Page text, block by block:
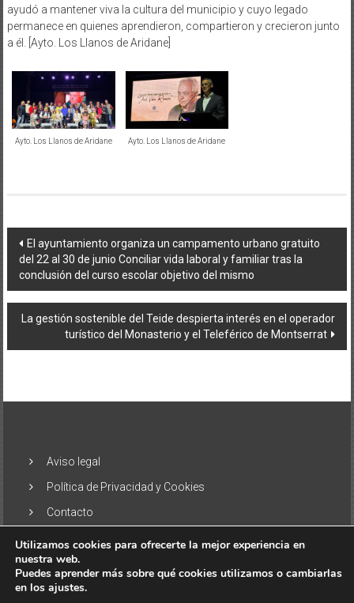
ayudó a mantener viva la cultura del municipio y cuyo legado
permanece en quienes aprendieron, compartieron y crecieron junto
a él. [Ayto. Los Llanos de Aridane]
Ayto. Los Llanos de Aridane Ayto. Los Llanos de Aridane
Navegación
de
entradas
El ayuntamiento organiza un campamento urbano gratuito
del 22 al 30 de junio Conciliar vida laboral y familiar tras la
conclusión del curso escolar objetivo del mismo
La gestión sostenible del Teide despierta interés en el operador
turístico del Monasterio y el Teleférico de Montserrat
Aviso legal
Política de Privacidad y Cookies
Contacto
Copyright © 2026
Utilizamos cookies para ofrecerte la mejor experiencia en
nuestra web.
Puedes aprender más sobre qué cookies utilizamos o cambiarlas
en los ajustes.